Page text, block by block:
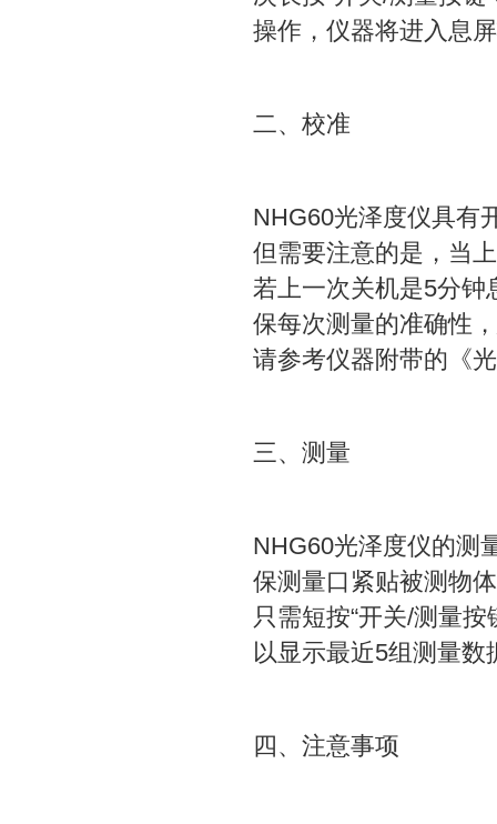
操作，仪器将进入息
二、校准
NHG60光泽度仪具有
但需要注意的是，当
若上一次关机是5分钟
保每次测量的准确性
请参考仪器附带的《
三、测量
NHG60光泽度仪的测
保测量口紧贴被测物
只需短按“开关/测量
以显示最近5组测量
四、注意事项